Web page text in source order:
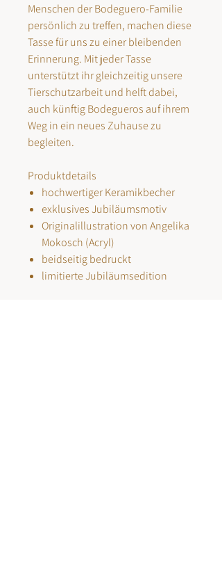
Menschen der Bodeguero-Familie
persönlich zu treffen, machen diese
Tasse für uns zu einer bleibenden
Erinnerung. Mit jeder Tasse
unterstützt ihr gleichzeitig unsere
Tierschutzarbeit und helft dabei,
auch künftig Bodegueros auf ihrem
Weg in ein neues Zuhause zu
begleiten.
Produktdetails
hochwertiger Keramikbecher
exklusives Jubiläumsmotiv
Originalillustration von Angelika
Mokosch (Acryl)
beidseitig bedruckt
limitierte Jubiläumsedition